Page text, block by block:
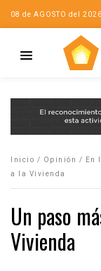
08 de AGOSTO del 2026
Inicio / Opinión / En
a la Vivienda
Un paso
Vivienda